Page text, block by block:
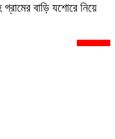
বাড়ি যশোরে নিয়ে